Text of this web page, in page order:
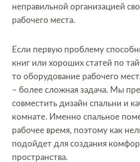
неправильной организацией
рабочего места.
Если первую проблему
книг или хороших статей по
то оборудование рабочего
– более сложная задача. Мы
совместить дизайн спальни и
комнате. Именно спальное
рабочее время, поэтому как
подойдет для создания
пространства.